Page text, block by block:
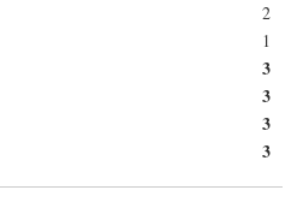
2
1
3
3
3
3